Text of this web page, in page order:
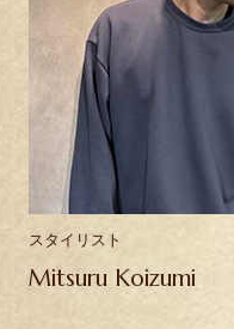
スタイリスト
Mitsuru Koizumi